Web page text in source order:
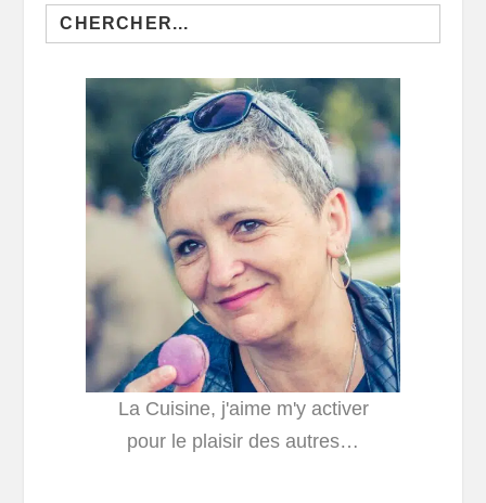
Search
for:
La Cuisine, j'aime m'y activer
pour le plaisir des autres…